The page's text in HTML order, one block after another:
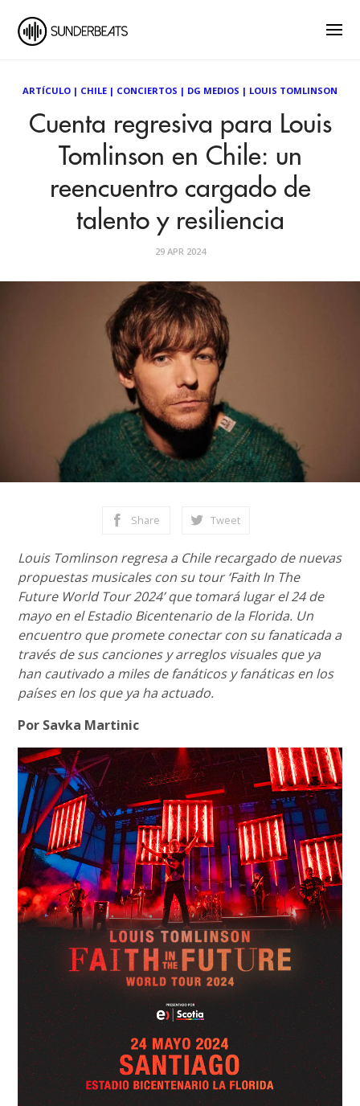
ARTÍCULO | CHILE | CONCIERTOS | DG MEDIOS | LOUIS TOMLINSON
Cuenta regresiva para Louis
Tomlinson en Chile: un
reencuentro cargado de
talento y resiliencia
29 APR 2024
Share Tweet
Louis Tomlinson regresa a Chile recargado de nuevas
propuestas musicales con su tour ‘Faith In The
Future World Tour 2024’ que tomará lugar el 24 de
mayo en el Estadio Bicentenario de la Florida. Un
encuentro que promete conectar con su fanaticada a
través de sus canciones y arreglos visuales que ya
han cautivado a miles de fanáticos y fanáticas en los
países en los que ya ha actuado.
Por Savka Martinic